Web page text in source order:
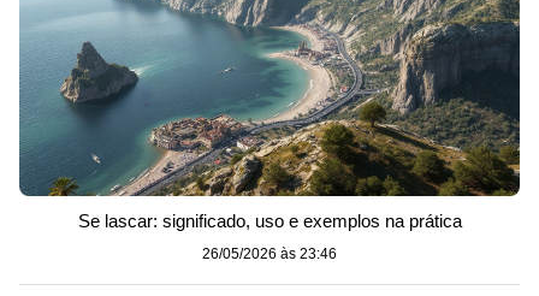
Se lascar: significado, uso e exemplos na prática
26/05/2026 às 23:46